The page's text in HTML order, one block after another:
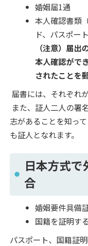
婚姻届1通
本人確認書類
ド、パスポー
（注意）届
本人確認がで
されたことを
届書には、それぞれ
また、証人二人の署
志があることを知っ
も証人となれます。
日本方式
合
婚姻要件具備
国籍を証明す
パスポート、国籍証